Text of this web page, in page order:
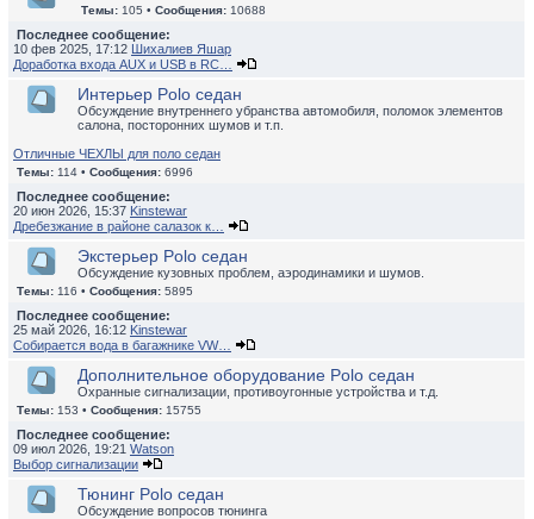
Темы: 105 • Сообщения: 10688
Последнее сообщение:
10 фев 2025, 17:12 Шихалиев Яшар
Доработка входа AUX и USB в RC…
Интерьер Polo седан
Обсуждение внутреннего убранства автомобиля, поломок элементов
салона, посторонних шумов и т.п.
Отличные ЧЕХЛЫ для поло седан
Темы: 114 • Сообщения: 6996
Последнее сообщение:
20 июн 2026, 15:37 Kinstewar
Дребезжание в районе салазок к…
Экстерьер Polo седан
Обсуждение кузовных проблем, аэродинамики и шумов.
Темы: 116 • Сообщения: 5895
Последнее сообщение:
25 май 2026, 16:12 Kinstewar
Собирается вода в багажнике VW…
Дополнительное оборудование Polo седан
Охранные сигнализации, противоугонные устройства и т.д.
Темы: 153 • Сообщения: 15755
Последнее сообщение:
09 июл 2026, 19:21 Watson
Выбор сигнализации
Тюнинг Polo седан
Обсуждение вопросов тюнинга